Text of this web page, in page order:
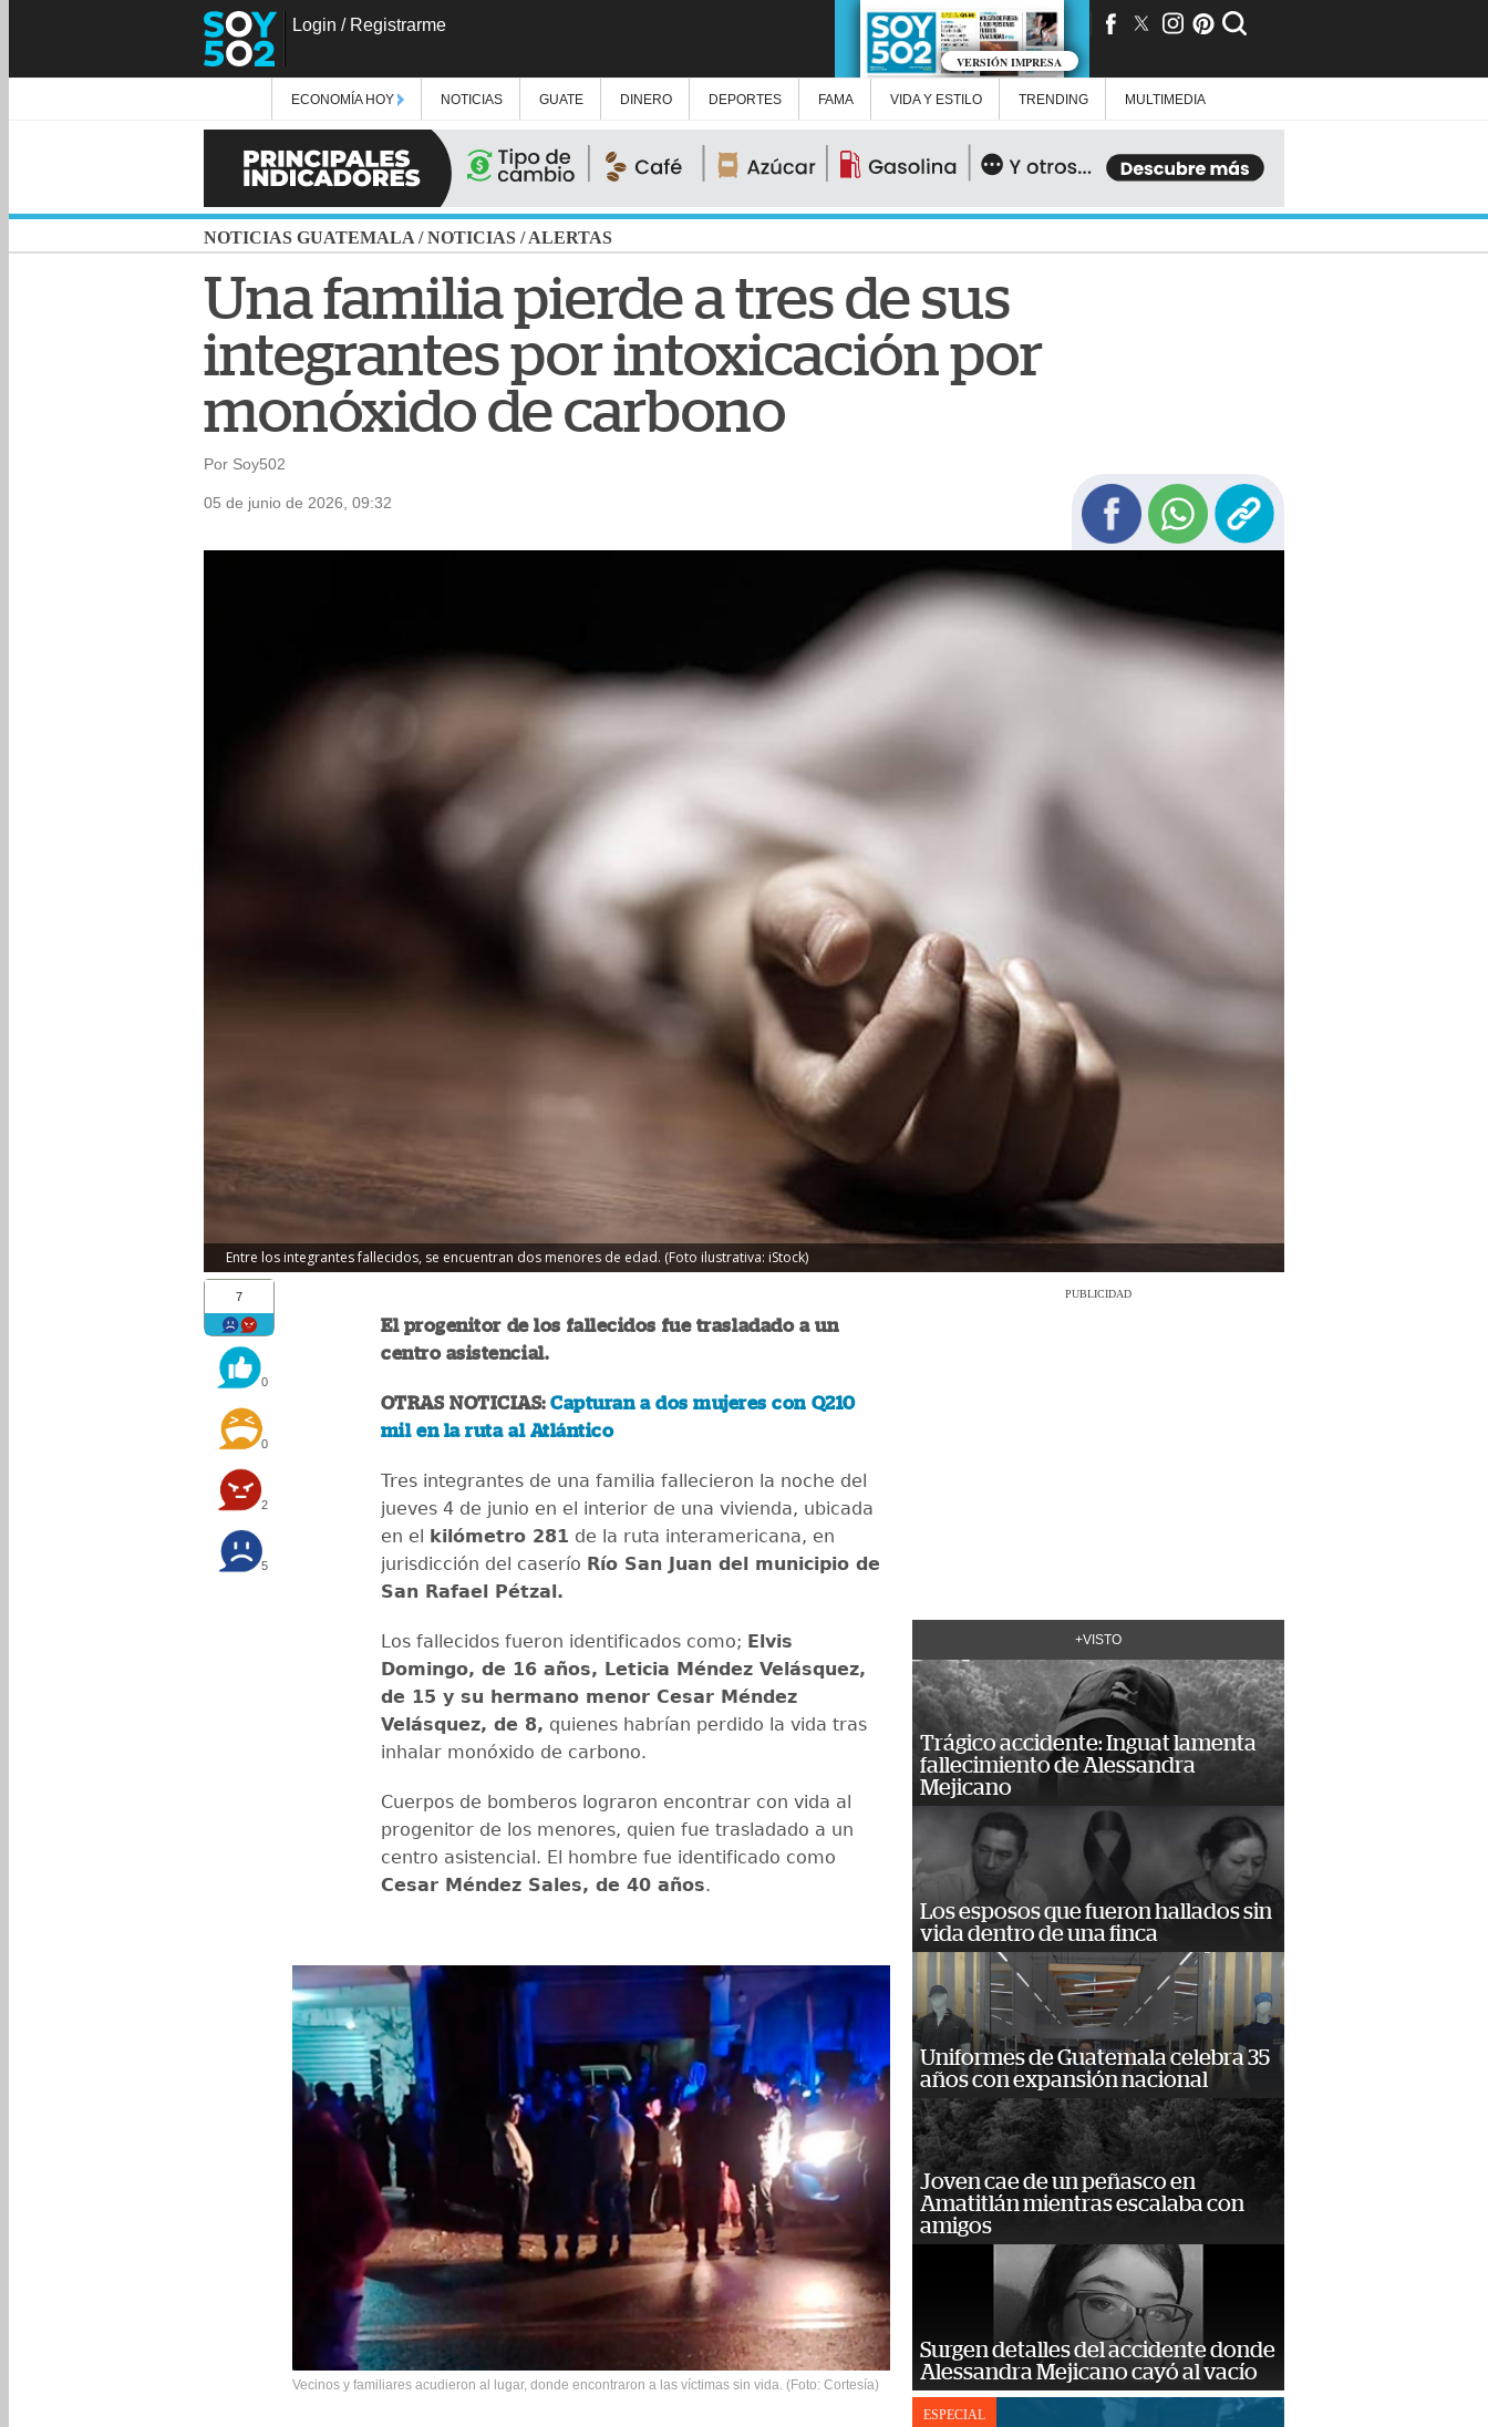
Login / Registrarme
VERSIÓN IMPRESA
ECONOMÍA HOY NOTICIAS GUATE DINERO DEPORTES FAMA VIDA Y ESTILO TRENDING MULTIMEDIA
NOTICIAS GUATEMALA /NOTICIAS /ALERTAS
Una familia pierde a tres de sus
integrantes por intoxicación por
monóxido de carbono
Por Soy502
05 de junio de 2026, 09:32
Entre los integrantes fallecidos, se encuentran dos menores de edad. (Foto ilustrativa: iStock)
7
0
0
2
5
El progenitor de los fallecidos fue trasladado a un
centro asistencial.
OTRAS NOTICIAS:Capturan a dos mujeres con Q210
mil en la ruta al Atlántico
Tres integrantes de una familia fallecieron la noche del
jueves 4 de junio en el interior de una vivienda, ubicada
en el kilómetro 281 de la ruta interamericana, en
jurisdicción del caserío Río San Juan del municipio de
San Rafael Pétzal.
Los fallecidos fueron identificados como; Elvis
Domingo, de 16 años, Leticia Méndez Velásquez,
de 15 y su hermano menor Cesar Méndez
Velásquez, de 8, quienes habrían perdido la vida tras
inhalar monóxido de carbono.
Cuerpos de bomberos lograron encontrar con vida al
progenitor de los menores, quien fue trasladado a un
centro asistencial. El hombre fue identificado como
Cesar Méndez Sales, de 40 años.
Vecinos y familiares acudieron al lugar, donde encontraron a las víctimas sin vida. (Foto: Cortesía)
PUBLICIDAD
+VISTO
Trágico accidente: Inguat lamenta
fallecimiento de Alessandra
Mejicano
Los esposos que fueron hallados sin
vida dentro de una finca
Uniformes de Guatemala celebra 35
años con expansión nacional
Joven cae de un peñasco en
Amatitlán mientras escalaba con
amigos
Surgen detalles del accidente donde
Alessandra Mejicano cayó al vacío
ESPECIAL